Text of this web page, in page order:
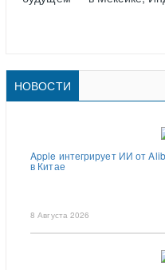
НОВОСТИ
Apple интегрирует ИИ от
в Китае
8 Августа 2026